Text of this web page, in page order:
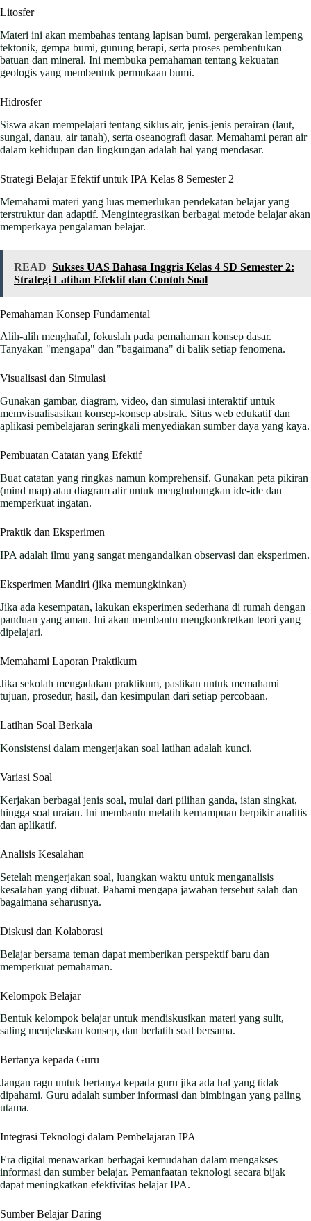
Litosfer
Materi ini akan membahas tentang lapisan bumi, pergerakan lempeng
tektonik, gempa bumi, gunung berapi, serta proses pembentukan
batuan dan mineral. Ini membuka pemahaman tentang kekuatan
geologis yang membentuk permukaan bumi.
Hidrosfer
Siswa akan mempelajari tentang siklus air, jenis-jenis perairan (laut,
sungai, danau, air tanah), serta oseanografi dasar. Memahami peran air
dalam kehidupan dan lingkungan adalah hal yang mendasar.
Strategi Belajar Efektif untuk IPA Kelas 8 Semester 2
Memahami materi yang luas memerlukan pendekatan belajar yang
terstruktur dan adaptif. Mengintegrasikan berbagai metode belajar akan
memperkaya pengalaman belajar.
READ Sukses UAS Bahasa Inggris Kelas 4 SD Semester 2:
Strategi Latihan Efektif dan Contoh Soal
Pemahaman Konsep Fundamental
Alih-alih menghafal, fokuslah pada pemahaman konsep dasar.
Tanyakan "mengapa" dan "bagaimana" di balik setiap fenomena.
Visualisasi dan Simulasi
Gunakan gambar, diagram, video, dan simulasi interaktif untuk
memvisualisasikan konsep-konsep abstrak. Situs web edukatif dan
aplikasi pembelajaran seringkali menyediakan sumber daya yang kaya.
Pembuatan Catatan yang Efektif
Buat catatan yang ringkas namun komprehensif. Gunakan peta pikiran
(mind map) atau diagram alir untuk menghubungkan ide-ide dan
memperkuat ingatan.
Praktik dan Eksperimen
IPA adalah ilmu yang sangat mengandalkan observasi dan eksperimen.
Eksperimen Mandiri (jika memungkinkan)
Jika ada kesempatan, lakukan eksperimen sederhana di rumah dengan
panduan yang aman. Ini akan membantu mengkonkretkan teori yang
dipelajari.
Memahami Laporan Praktikum
Jika sekolah mengadakan praktikum, pastikan untuk memahami
tujuan, prosedur, hasil, dan kesimpulan dari setiap percobaan.
Latihan Soal Berkala
Konsistensi dalam mengerjakan soal latihan adalah kunci.
Variasi Soal
Kerjakan berbagai jenis soal, mulai dari pilihan ganda, isian singkat,
hingga soal uraian. Ini membantu melatih kemampuan berpikir analitis
dan aplikatif.
Analisis Kesalahan
Setelah mengerjakan soal, luangkan waktu untuk menganalisis
kesalahan yang dibuat. Pahami mengapa jawaban tersebut salah dan
bagaimana seharusnya.
Diskusi dan Kolaborasi
Belajar bersama teman dapat memberikan perspektif baru dan
memperkuat pemahaman.
Kelompok Belajar
Bentuk kelompok belajar untuk mendiskusikan materi yang sulit,
saling menjelaskan konsep, dan berlatih soal bersama.
Bertanya kepada Guru
Jangan ragu untuk bertanya kepada guru jika ada hal yang tidak
dipahami. Guru adalah sumber informasi dan bimbingan yang paling
utama.
Integrasi Teknologi dalam Pembelajaran IPA
Era digital menawarkan berbagai kemudahan dalam mengakses
informasi dan sumber belajar. Pemanfaatan teknologi secara bijak
dapat meningkatkan efektivitas belajar IPA.
Sumber Belajar Daring